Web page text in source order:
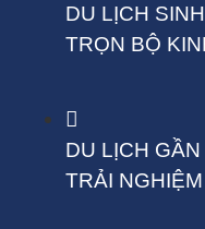
DU LỊCH
TRỌN BỘ
DU LỊCH
TRẢI